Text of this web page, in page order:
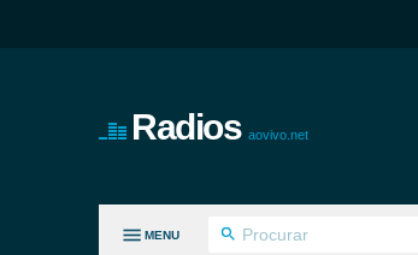
Radios aovivo.net
MENU